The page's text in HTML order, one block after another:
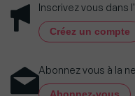
Inscrivez vous dans
Créez un compte
Abonnez vous à la